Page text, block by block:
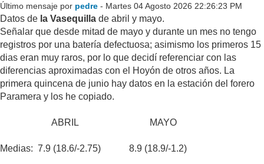
Último mensaje por pedre - Martes 04 Agosto 2026 22:26:23 PM
Datos de la Vasequilla de abril y mayo.
Señalar que desde mitad de mayo y durante un mes no tengo
registros por una batería defectuosa; asimismo los primeros 15
dias eran muy raros, por lo que decidí referenciar con las
diferencias aproximadas con el Hoyón de otros años. La
primera quincena de junio hay datos en la estación del forero
Paramera y los he copiado.
ABRIL MAYO
Medias: 7.9 (18.6/-2.75) 8.9 (18.9/-1.2)